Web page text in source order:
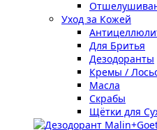
Уход за Кожей
Для Бритья
Дезодоранты
Кремы /
Масла
Скрабы
Щётки для